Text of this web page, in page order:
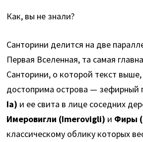
Как, вы не знали?
Санторини делится на две
Первая Вселенная, та самая
Санторини, о которой текст выше,
достоприма острова — зефирный
Ia) и ее свита в лице соседних
Имеровигли (Imerovigli) и Фиры
классическому облику которых